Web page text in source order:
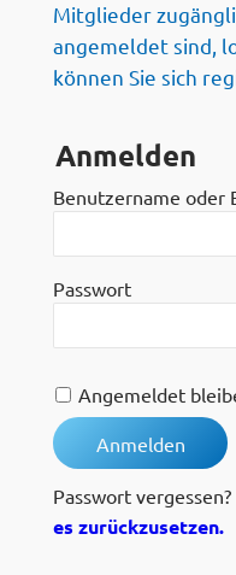
Mitglieder
angemeldet sind,
können Sie sich
Anmelden
Benutzername oder
Passwort
Angemeldet
Passwort vergessen?
es zurückzusetzen.